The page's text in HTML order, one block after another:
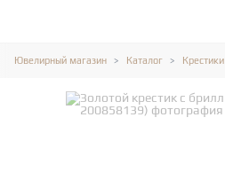
Ювелирный магазин Каталог Крестики